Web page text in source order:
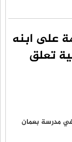
على ابنه
تعلق